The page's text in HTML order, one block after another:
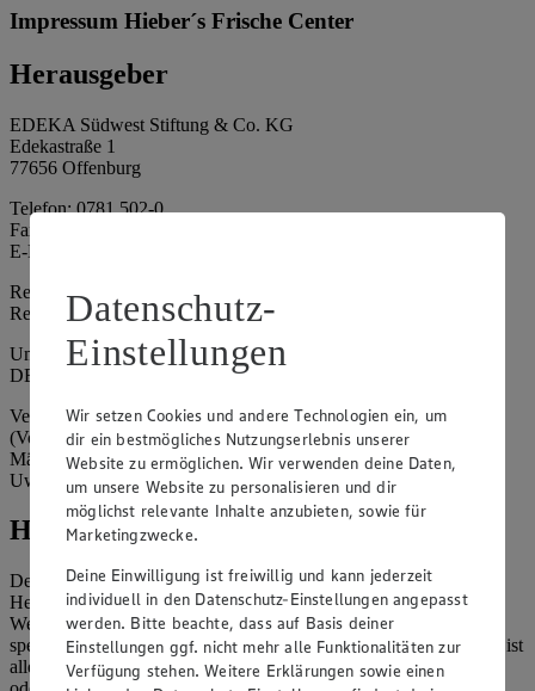
Impressum Hieber´s Frische Center
Herausgeber
EDEKA Südwest Stiftung & Co. KG
Edekastraße 1
77656 Offenburg
Telefon: 0781 502-0
Fax: 0781 502-6180
E-Mail: kundenservice@edeka-suedwest.de
Registergericht: Amtsgericht Freiburg i.B.
Registernummer: HRA 707629
Umsatzsteuer-Identifikationsnummer gem. § 27a UStG:
DE815916131
Vertretungsberechtigte: Rainer Huber (Sprecher)
(Vorstandsmitglied), Klaus Fickert (Vorstandsmitglied), Jürgen
Mäder (Vorstandsmitglied), Patrick Mogck (Vorstandsmitglied),
Uwe Kohler
Hinweise
Der Inhalt dieser Website ist urheberrechtlich geschützt. Der
Herausgeber gewährt Ihnen jedoch das Recht, den auf dieser
Website bereitgestellten Text ganz oder ausschnittsweise zu
speichern und zu vervielfältigen. Aus Gründen des Urheberrechts ist
allerdings die Speicherung und Vervielfältigung von Bildmaterial
Datenschutz-
Einstellungen
Wir setzen Cookies und andere Technologien ein, um
dir ein bestmögliches Nutzungserlebnis unserer
Website zu ermöglichen. Wir verwenden deine Daten,
um unsere Website zu personalisieren und dir
möglichst relevante Inhalte anzubieten, sowie für
Marketingzwecke.
Deine Einwilligung ist freiwillig und kann jederzeit
individuell in den Datenschutz-Einstellungen angepasst
werden. Bitte beachte, dass auf Basis deiner
Einstellungen ggf. nicht mehr alle Funktionalitäten zur
Verfügung stehen. Weitere Erklärungen sowie einen